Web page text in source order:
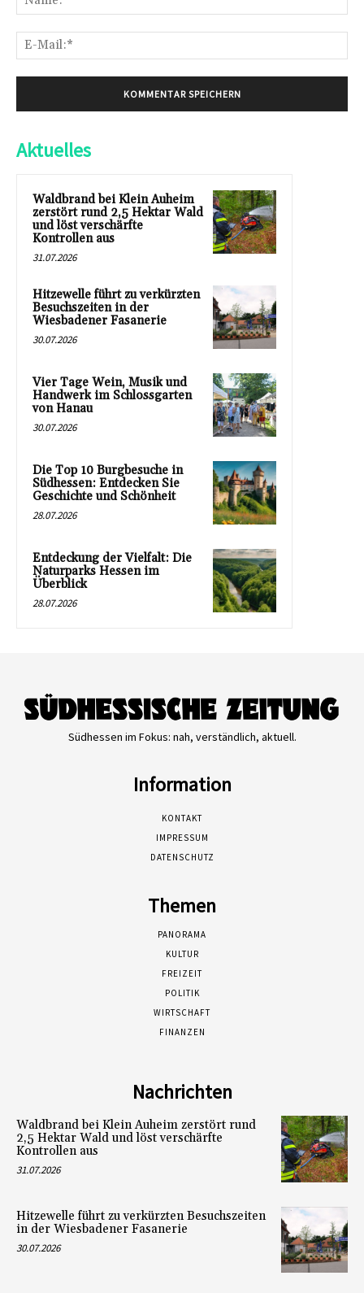
Aktuelles
Waldbrand bei Klein Auheim
zerstört rund 2,5 Hektar Wald
und löst verschärfte
Kontrollen aus
31.07.2026
Hitzewelle führt zu verkürzten
Besuchszeiten in der
Wiesbadener Fasanerie
30.07.2026
Vier Tage Wein, Musik und
Handwerk im Schlossgarten
von Hanau
30.07.2026
Die Top 10 Burgbesuche in
Südhessen: Entdecken Sie
Geschichte und Schönheit
28.07.2026
Entdeckung der Vielfalt: Die
Naturparks Hessen im
Überblick
28.07.2026
Südhessen im Fokus: nah, verständlich, aktuell.
Information
KONTAKT
IMPRESSUM
DATENSCHUTZ
Themen
PANORAMA
KULTUR
FREIZEIT
POLITIK
WIRTSCHAFT
FINANZEN
Nachrichten
Waldbrand bei Klein Auheim zerstört rund
2,5 Hektar Wald und löst verschärfte
Kontrollen aus
31.07.2026
Hitzewelle führt zu verkürzten Besuchszeiten
in der Wiesbadener Fasanerie
30.07.2026